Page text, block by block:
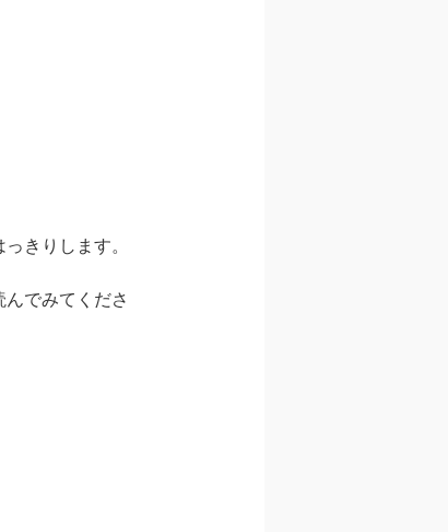
きりします。
でみてくださ